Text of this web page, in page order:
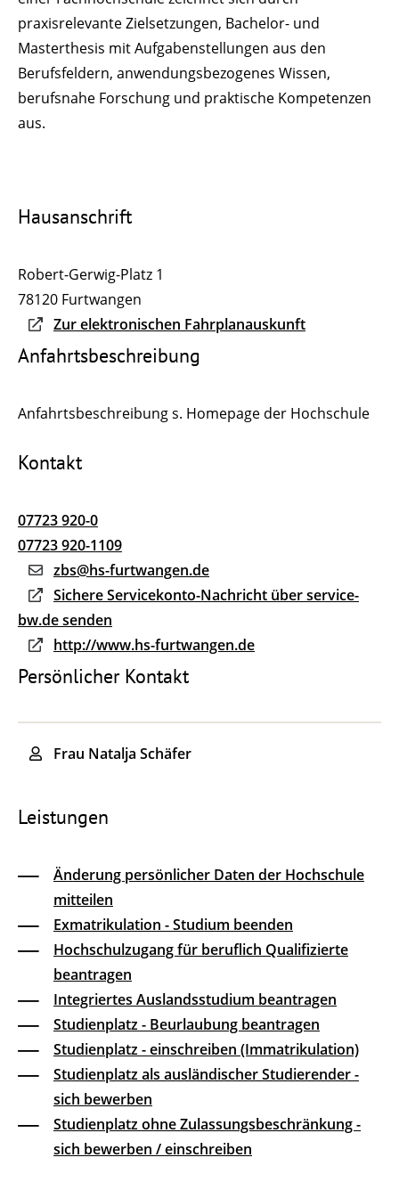
praxisrelevante Zielsetzungen, Bachelor- und
Masterthesis mit Aufgabenstellungen aus den
Berufsfeldern, anwendungsbezogenes Wissen,
berufsnahe Forschung und praktische Kompetenzen
aus.
Hausanschrift
Robert-Gerwig-Platz 1
78120 Furtwangen
Zur elektronischen Fahrplanauskunft
Anfahrtsbeschreibung
Anfahrtsbeschreibung s. Homepage der Hochschule
Kontakt
07723 920-0
07723 920-1109
zbs@hs-furtwangen.de
Sichere Servicekonto-Nachricht über service-
bw.de senden
http://www.hs-furtwangen.de
Persönlicher Kontakt
Frau Natalja Schäfer
Leistungen
Änderung persönlicher Daten der Hochschule
mitteilen
Exmatrikulation - Studium beenden
Hochschulzugang für beruflich Qualifizierte
beantragen
Integriertes Auslandsstudium beantragen
Studienplatz - Beurlaubung beantragen
Studienplatz - einschreiben (Immatrikulation)
Studienplatz als ausländischer Studierender -
sich bewerben
Studienplatz ohne Zulassungsbeschränkung -
sich bewerben / einschreiben